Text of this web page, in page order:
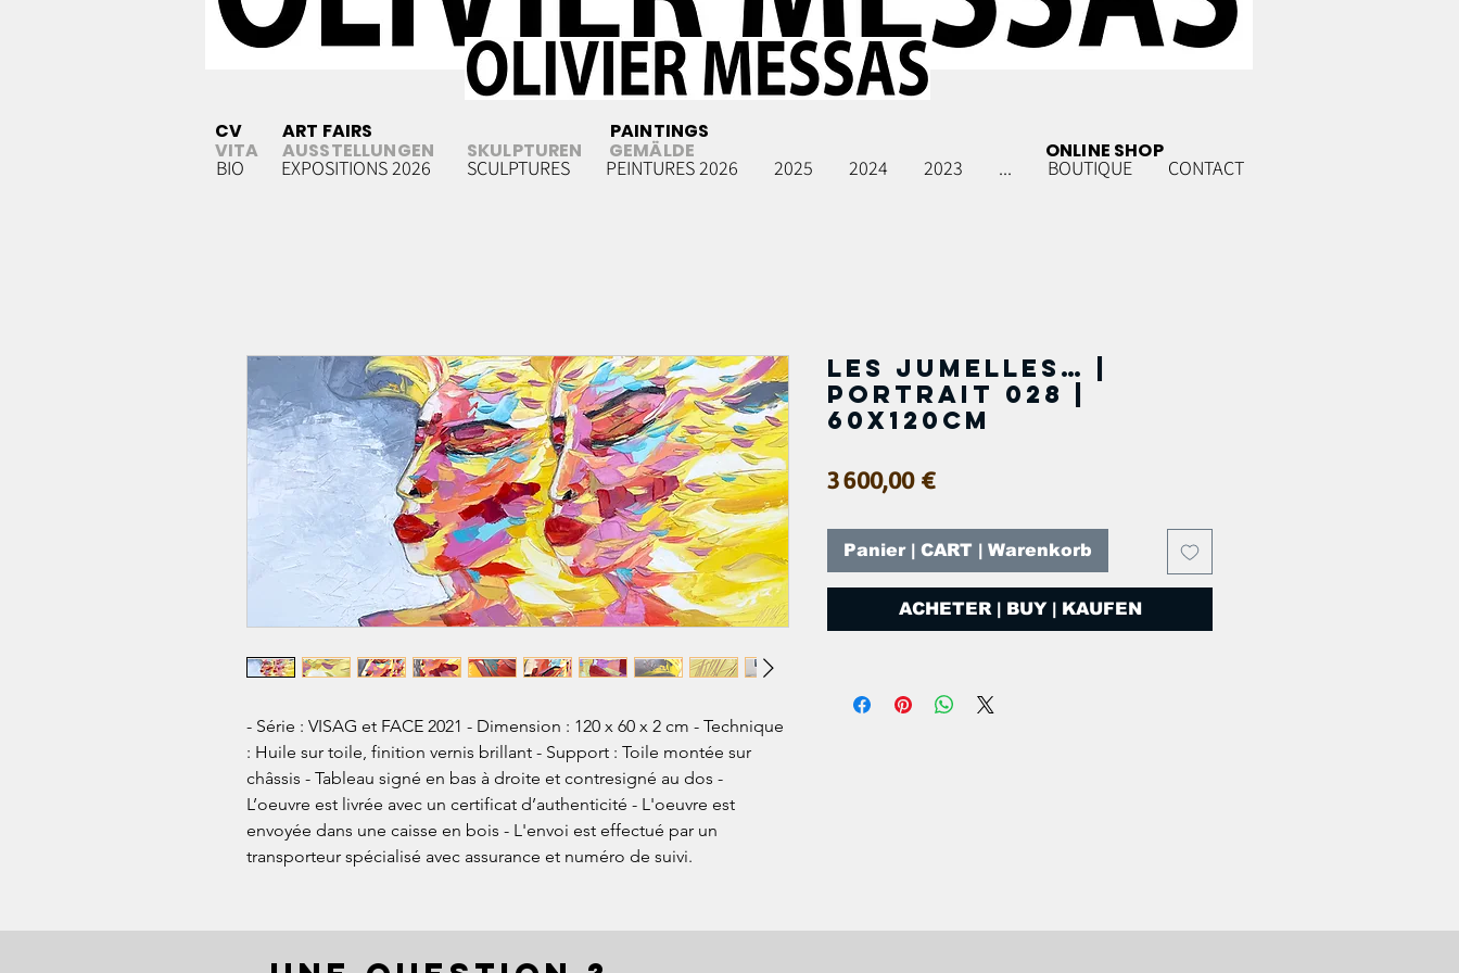
BIO EXPOSITIONS 2026 SCULPTURES PEINTURES 2026 2025 2024 2023 ... BOUTIQUE CONTACT
SKULPTUREN
ART FAIRS
AUSSTELLUNGEN
PAINTINGS
GEMÄLDE ONLINE SHOP
CV
VITA
- Série : VISAG et FACE 2021 - Dimension : 120 x 60 x 2 cm - Technique
: Huile sur toile, finition vernis brillant - Support : Toile montée sur
châssis - Tableau signé en bas à droite et contresigné au dos -
L’oeuvre est livrée avec un certificat d’authenticité - L'oeuvre est
envoyée dans une caisse en bois - L'envoi est effectué par un
transporteur spécialisé avec assurance et numéro de suivi.
Les Jumelles… |
Portrait 028 |
60x120cm
3 600,00 €Prix
Panier | CART | Warenkorb
ACHETER | BUY | KAUFEN